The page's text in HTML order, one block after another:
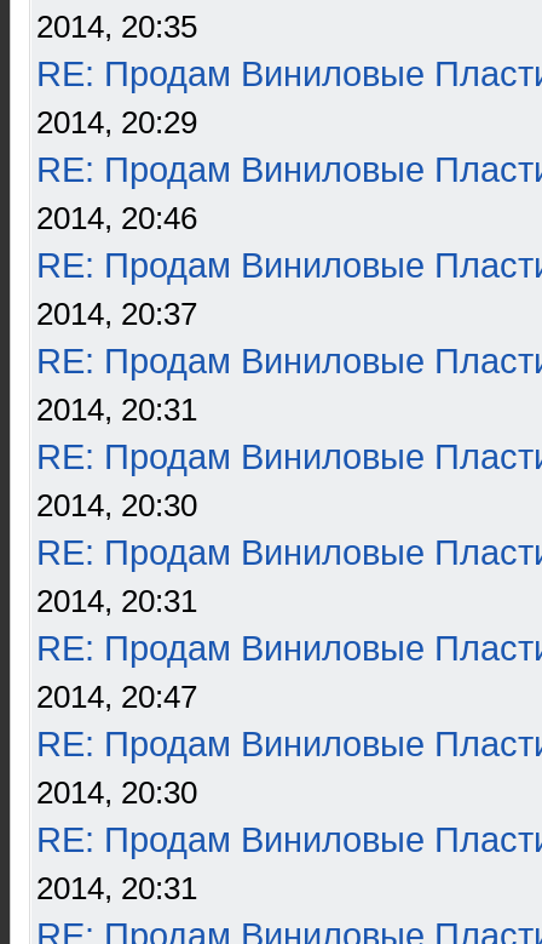
2014, 20:35
RE: Продам Виниловые
2014, 20:29
RE: Продам Виниловые
2014, 20:46
RE: Продам Виниловые
2014, 20:37
RE: Продам Виниловые
2014, 20:31
RE: Продам Виниловые
2014, 20:30
RE: Продам Виниловые
2014, 20:31
RE: Продам Виниловые
2014, 20:47
RE: Продам Виниловые
2014, 20:30
RE: Продам Виниловые
2014, 20:31
RE: Продам Виниловые